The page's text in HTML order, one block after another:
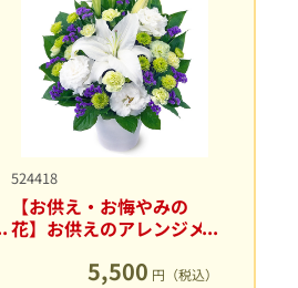
524418
【お供え・お悔やみの
花】お供えのアレンジメ
5,500 円（税込）